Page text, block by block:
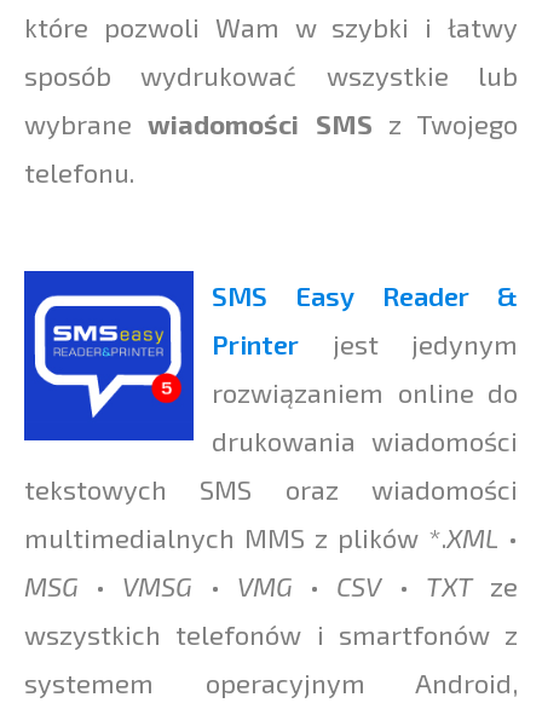
które pozwoli Wam w szybki i łatwy
sposób wydrukować wszystkie lub
wybranewiadomości SMS z Twojego
telefonu.
SMS Easy Reader &
Printer jest jedynym
rozwiązaniem online do
drukowania wiadomości
tekstowych SMS oraz wiadomości
multimedialnych MMS z plików *.XML
•
MSG • VMSG • VMG • CSV• TXTze
wszystkich telefonów i smartfonów z
systemem operacyjnym Android,